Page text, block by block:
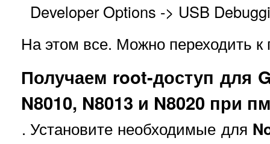
Developer Options -> USB
На этом все. Можно переходить
Получаем root-доступ для
N8010, N8013 и N8020 при
Установите необходимые для